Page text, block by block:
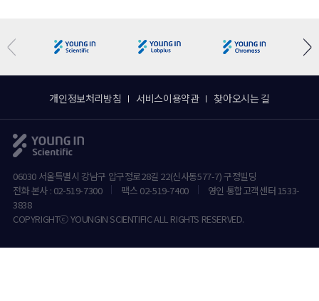
개인정보처리방침 서비스이용약관 찾아오시는 길
06030 서울특별시 강남구 압구정로28길 22(신사동577-7) 구정빌딩
전화 본사 : 02-519-7300
팩스 02-519-7400
영인 통합고객센터 1533-
3838
COPYRIGHTⓒ YOUNGIN SCIENTIFIC ALL RIGHTS RESERVED.